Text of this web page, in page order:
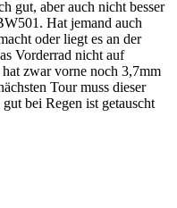
gut, aber auch nicht besser
Hat jemand auch
oder liegt es an der
Vorderrad nicht auf
zwar vorne noch 3,7mm
Tour muss dieser
bei Regen ist getauscht